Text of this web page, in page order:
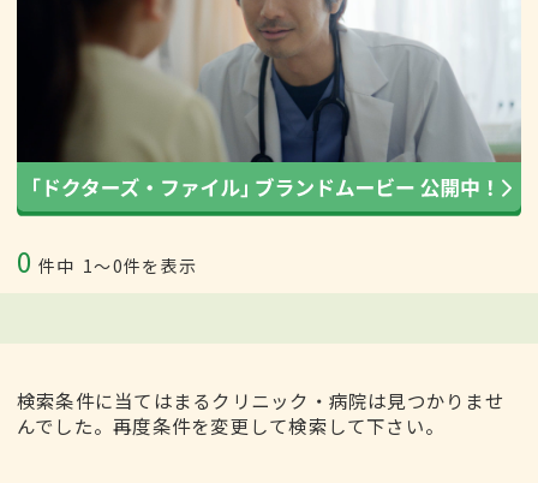
0 件中 1〜0件を表示
検索条件に当てはまるクリニック・病院は見つかりませ
んでした。再度条件を変更して検索して下さい。